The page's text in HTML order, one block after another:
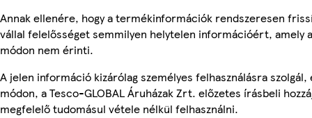
Annak ellenére, hogy a termékinformációk rendszeresen
vállal felelősséget semmilyen helytelen információért, amely
módon nem érinti.
A jelen információ kizárólag személyes felhasználásra
módon, a Tesco-GLOBAL Áruházak Zrt. előzetes írásbeli
megfelelő tudomásul vétele nélkül felhasználni.